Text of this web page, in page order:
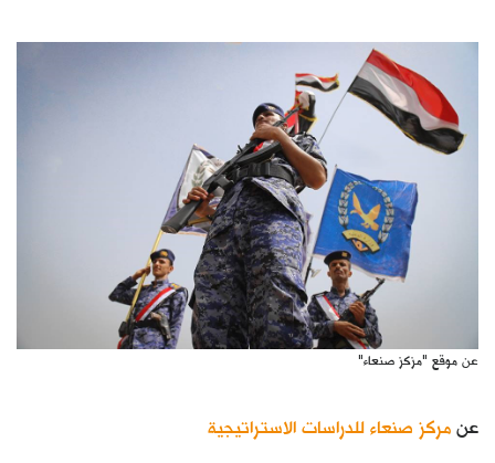
عن موقع "مزكز صنعاء"
عن مركز صنعاء للدراسات الاستراتيجية